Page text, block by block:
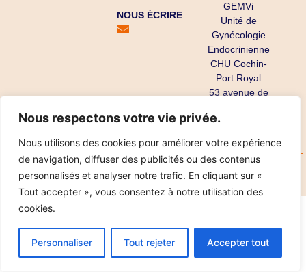
Nous respectons votre vie privée.
Nous utilisons des cookies pour améliorer votre expérience
de navigation, diffuser des publicités ou des contenus
personnalisés et analyser notre trafic. En cliquant sur «
Tout accepter », vous consentez à notre utilisation des
cookies.
Personnaliser Tout rejeter Accepter tout
NOUS ÉCRIRE
GEMVi
Unité de
Gynécologie
Endocrinienne
CHU Cochin-
Port Royal
53 avenue de
75679 Paris
Copyright ©
2025
Mentions légales
Réalisation IPT